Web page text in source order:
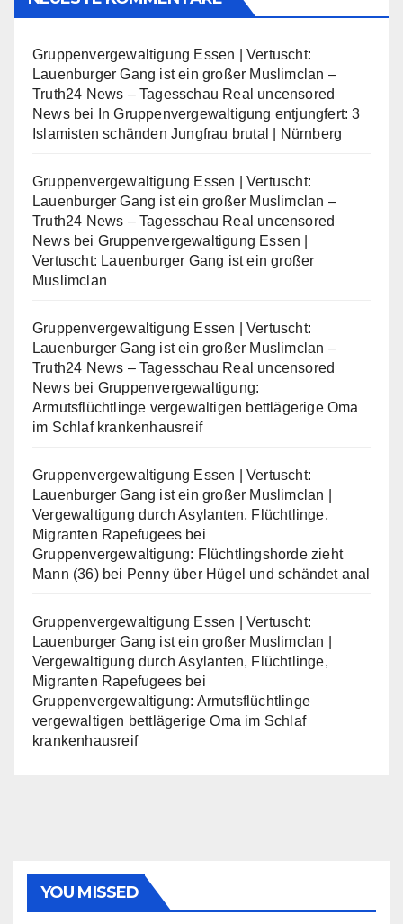
Gruppenvergewaltigung Essen | Vertuscht:
Lauenburger Gang ist ein großer Muslimclan –
Truth24 News – Tagesschau Real uncensored
Newsbei
In Gruppenvergewaltigung entjungfert: 3
Islamisten schänden Jungfrau brutal | Nürnberg
Gruppenvergewaltigung Essen | Vertuscht:
Lauenburger Gang ist ein großer Muslimclan –
Truth24 News – Tagesschau Real uncensored
Newsbei Gruppenvergewaltigung Essen |
Vertuscht: Lauenburger Gang ist ein großer
Muslimclan
Gruppenvergewaltigung Essen | Vertuscht:
Lauenburger Gang ist ein großer Muslimclan –
Truth24 News – Tagesschau Real uncensored
Newsbei Gruppenvergewaltigung:
Armutsflüchtlinge vergewaltigen bettlägerige Oma
im Schlaf krankenhausreif
Gruppenvergewaltigung Essen | Vertuscht:
Lauenburger Gang ist ein großer Muslimclan |
Vergewaltigung durch Asylanten, Flüchtlinge,
Migranten Rapefugees bei
Gruppenvergewaltigung: Flüchtlingshorde zieht
Mann (36) bei Penny über Hügel und schändet anal
Gruppenvergewaltigung Essen | Vertuscht:
Lauenburger Gang ist ein großer Muslimclan |
Vergewaltigung durch Asylanten, Flüchtlinge,
Migranten Rapefugees bei
Gruppenvergewaltigung: Armutsflüchtlinge
vergewaltigen bettlägerige Oma im Schlaf
krankenhausreif
YOU MISSED